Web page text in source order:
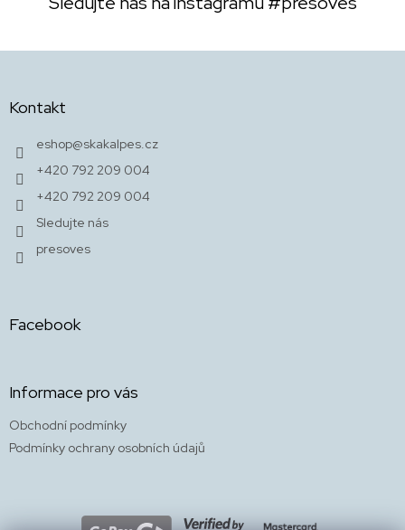
c
Kontakt
eshop@skakalpes.cz
+420 792 209 004
+420 792 209 004
Sledujte nás
presoves
Facebook
Informace pro vás
Obchodní podmínky
Podmínky ochrany osobních údajů